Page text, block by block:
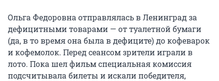
Ольга Федоровна отправлялась в Ленинград за
дефицитными товарами — от туалетной бумаги
(да, в то время она была в дефиците) до кофеварок
и кофемолок. Перед сеансом зрители играли в
лото. Пока шел фильм специальная комиссия
подсчитывала билеты и искали победителя,